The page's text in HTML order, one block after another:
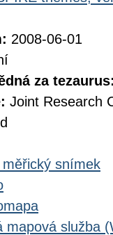
2008-06-01
za
Joint Research
měřický snímek
mapová služba